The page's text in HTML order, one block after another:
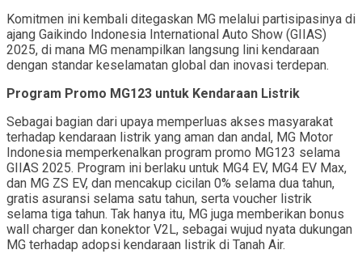
Komitmen ini kembali ditegaskan MG melalui partisipasinya di
ajang Gaikindo Indonesia International Auto Show (GIIAS)
2025, di mana MG menampilkan langsung lini kendaraan
dengan standar keselamatan global dan inovasi terdepan.
Program Promo MG123 untuk Kendaraan Listrik
Sebagai bagian dari upaya memperluas akses masyarakat
terhadap kendaraan listrik yang aman dan andal, MG Motor
Indonesia memperkenalkan program promo MG123 selama
GIIAS 2025. Program ini berlaku untuk MG4 EV, MG4 EV Max,
dan MG ZS EV, dan mencakup cicilan 0% selama dua tahun,
gratis asuransi selama satu tahun, serta voucher listrik
selama tiga tahun. Tak hanya itu, MG juga memberikan bonus
wall charger dan konektor V2L, sebagai wujud nyata dukungan
MG terhadap adopsi kendaraan listrik di Tanah Air.